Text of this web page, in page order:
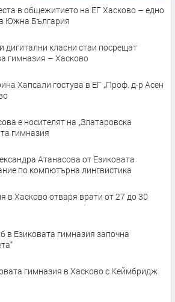
в общежитието на ЕГ Хасково – едно
Южна България
дигитални класни стаи посрещат
гимназия – Хасково
Хапсали гостува в ЕГ „Проф. д-р Асен
е носителят на „Златаровска
гимназия
Атанасова от Езиковата
по компютърна лингвистика
в Хасково отваря врати от 27 до 30
в Езиковата гимназия започна
гимназия в Хасково с Кеймбридж